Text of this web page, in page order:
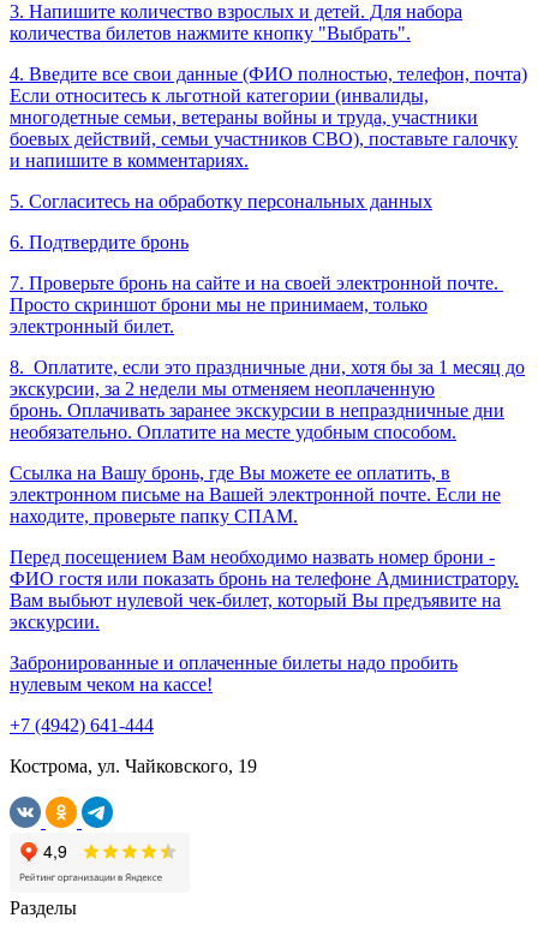
3. Напишите количество взрослых и детей. Для набора
количества билетов нажмите кнопку "Выбрать".
4. Введите все свои данные (ФИО полностью, телефон, почта)
Если относитесь к льготной категории (инвалиды,
многодетные семьи, ветераны войны и труда, участники
боевых действий, семьи участников СВО), поставьте галочку
и напишите в комментариях.
5. Согласитесь на обработку персональных данных
6. Подтвердите бронь
7. Проверьте бронь на сайте и на своей электронной почте.
Просто скриншот брони мы не принимаем, только
электронный билет.
8. Оплатите, если это праздничные дни, хотя бы за 1 месяц до
экскурсии, за 2 недели мы отменяем неоплаченную
бронь. Оплачивать заранее экскурсии в непраздничные дни
необязательно. Оплатите на месте удобным способом.
Ссылка на Вашу бронь, где Вы можете ее оплатить, в
электронном письме на Вашей электронной почте. Если не
находите, проверьте папку СПАМ.
Перед посещением Вам необходимо назвать номер брони -
ФИО гостя или показать бронь на телефоне Администратору.
Вам выбьют нулевой чек-билет, который Вы предъявите на
экскурсии.
Забронированные и оплаченные билеты надо пробить
нулевым чеком на кассе!
+7 (4942) 641-444
Кострома, ул. Чайковского, 19
Разделы